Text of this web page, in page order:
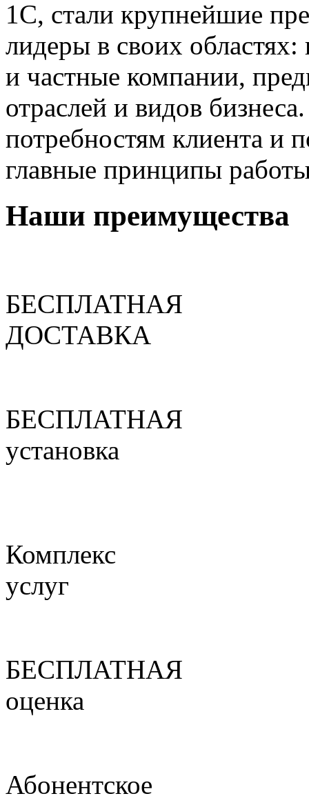
1С, стали крупнейшие
лидеры в своих областях:
и частные компании,
отраслей и видов
потребностям клиента и
главные принципы
Наши преимущества
БЕСПЛАТНАЯ
ДОСТАВКА
БЕСПЛАТНАЯ
установка
Комплекс
услуг
БЕСПЛАТНАЯ
оценка
Абонентское